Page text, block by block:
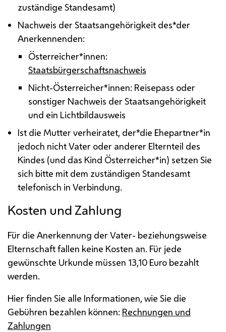
zuständige Standesamt)
Nachweis der Staatsangehörigkeit des*der
Anerkennenden:
Österreicher*innen:
Staatsbürgerschaftsnachweis
Nicht-Österreicher*innen: Reisepass oder
sonstiger Nachweis der Staatsangehörigkeit
und ein Lichtbildausweis
Ist die Mutter verheiratet, der*die Ehepartner*in
jedoch nicht Vater oder anderer Elternteil des
Kindes (und das Kind Österreicher*in) setzen Sie
sich bitte mit dem zuständigen Standesamt
telefonisch in Verbindung.
Kosten und Zahlung
Für die Anerkennung der Vater- beziehungsweise
Elternschaft fallen keine Kosten an. Für jede
gewünschte Urkunde müssen 13,10 Euro bezahlt
werden.
Hier finden Sie alle Informationen, wie Sie die
Gebühren bezahlen können: Rechnungen und
Zahlungen